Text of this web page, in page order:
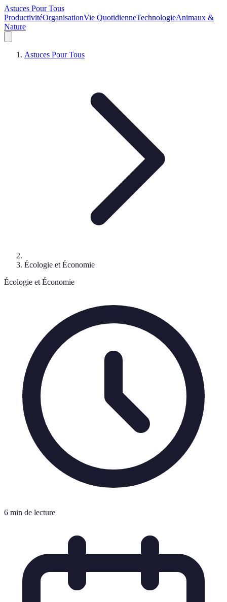
Astuces Pour Tous
ProductivitéOrganisationVie QuotidienneTechnologieAnimaux &
Nature
Astuces Pour Tous
Écologie et Économie
Écologie et Économie
6 min de lecture